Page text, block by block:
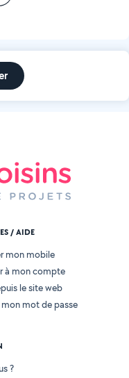
/ AIDE
mon mobile
à mon compte
le site web
mot de passe
?